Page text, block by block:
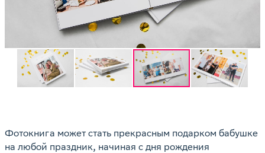
Фотокнига может стать прекрасным подарком бабушке
на любой праздник, начиная с дня рождения